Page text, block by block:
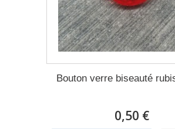
Bouton verre biseauté
0,50 €